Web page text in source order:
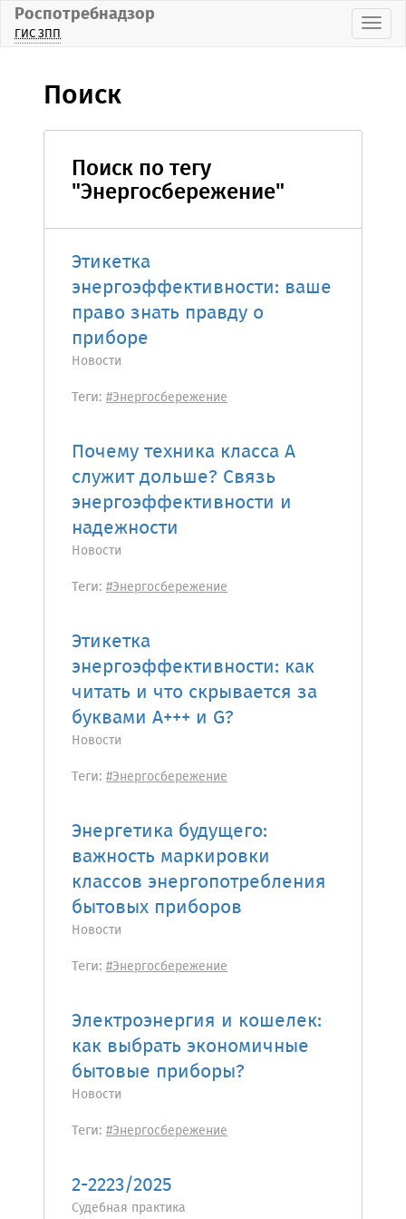
Роспотребнадзор
ГИС ЗПП
Поиск
Поиск по тегу
"Энергосбережение"
Этикетка
энергоэффективности: ваше
право знать правду о
приборе
Новости
Теги: #Энергосбережение
Почему техника класса А
служит дольше? Связь
энергоэффективности и
надежности
Новости
Теги: #Энергосбережение
Этикетка
энергоэффективности: как
читать и что скрывается за
буквами A+++ и G?
Новости
Теги: #Энергосбережение
Энергетика будущего:
важность маркировки
классов энергопотребления
бытовых приборов
Новости
Теги: #Энергосбережение
Электроэнергия и кошелек:
как выбрать экономичные
бытовые приборы?
Новости
Теги: #Энергосбережение
2-2223/2025
Судебная практика